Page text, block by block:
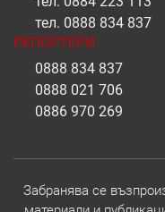
тел. 0888 834 837
РЕПОРТЕРИ
0888 834 837
0888 021 706
0886 970 269
Забранява се